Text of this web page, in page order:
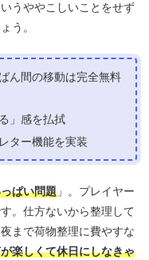
うややこしいことをせず
う。
ん間の移動は完全無料
」感を払拭
ター機能を実装
ぱい問題 」。プレイヤー
。仕方ないから整理して
まで荷物整理に費やすな
楽しくて休日にしなきゃ